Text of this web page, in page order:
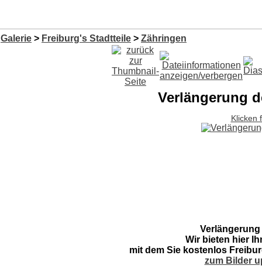
Galerie > Freiburg's Stadtteile > Zähringen
Verlängerung
Klicken
Wir bieten hier
mit dem Sie kostenlos
zum Bilder